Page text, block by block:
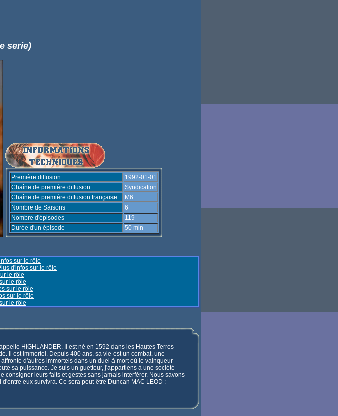
serie)
Première diffusion
1992-01-01
Chaîne de première diffusion
Syndication
Chaîne de première diffusion française
M6
Nombre de Saisons
6
Nombre d'épisodes
119
Durée d'un épisode
50 min
sur le rôle
d'infos sur le rôle
le rôle
le rôle
sur le rôle
sur le rôle
le rôle
HIGHLANDER. Il est né en 1592 dans les Hautes Terres
Il est immortel. Depuis 400 ans, sa vie est un combat, une
d'autres immortels dans un duel à mort où le vainqueur
sa puissance. Je suis un guetteur, j'appartiens à une société
consigner leurs faits et gestes sans jamais interférer. Nous savons
eux survivra. Ce sera peut-être Duncan MAC LEOD :